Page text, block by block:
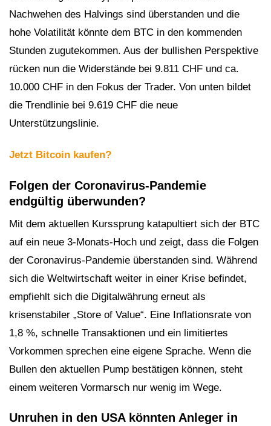
Nachwehen des Halvings sind überstanden und die
hohe Volatilität könnte dem BTC in den kommenden
Stunden zugutekommen. Aus der bullishen Perspektive
rücken nun die Widerstände bei 9.811 CHF und ca.
10.000 CHF in den Fokus der Trader. Von unten bildet
die Trendlinie bei 9.619 CHF die neue
Unterstützungslinie.
Jetzt Bitcoin kaufen?
Folgen der Coronavirus-Pandemie
endgültig überwunden?
Mit dem aktuellen Kurssprung katapultiert sich der BTC
auf ein neue 3-Monats-Hoch und zeigt, dass die Folgen
der Coronavirus-Pandemie überstanden sind. Während
sich die Weltwirtschaft weiter in einer Krise befindet,
empfiehlt sich die Digitalwährung erneut als
krisenstabiler „Store of Value“. Eine Inflationsrate von
1,8 %, schnelle Transaktionen und ein limitiertes
Vorkommen sprechen eine eigene Sprache. Wenn die
Bullen den aktuellen Pump bestätigen können, steht
einem weiteren Vormarsch nur wenig im Wege.
Unruhen in den USA könnten Anleger in